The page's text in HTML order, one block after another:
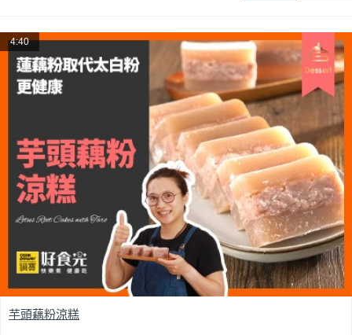
4:40
芋頭藕粉涼糕